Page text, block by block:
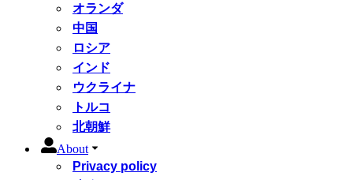
オランダ
中国
ロシア
インド
ウクライナ
トルコ
北朝鮮
About
Privacy policy